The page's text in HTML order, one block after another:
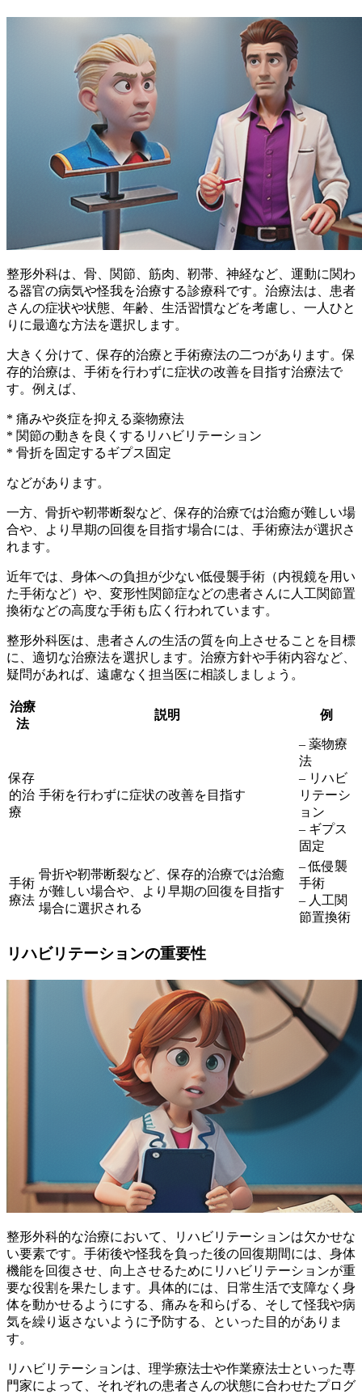
整形外科は、骨、関節、筋肉、靭帯、神経など、運動に関わ
る器官の病気や怪我を治療する診療科です。治療法は、患者
さんの症状や状態、年齢、生活習慣などを考慮し、 一人ひと
りに最適な方法を選択します。
大きく分けて、保存的治療と手術療法の二つがあります。保
存的治療は、手術を行わずに症状の改善を目指す治療法で
す。例えば、
* 痛みや炎症を抑える薬物療法
* 関節の動きを良くするリハビリテーション
* 骨折を固定するギプス固定
などがあります。
一方、骨折や靭帯断裂など、保存的治療では治癒が難しい場
合や、より早期の回復を目指す場合には、手術療法が選択さ
れます。
近年では、身体への負担が少ない低侵襲手術（内視鏡を用い
た手術など） や、変形性関節症などの患者さんに 人工関節置
換術などの高度な手術も広く行われています。
整形外科医は、患者さんの生活の質を向上させることを目標
に、適切な治療法を選択します。治療方針や手術内容など、
疑問があれば、遠慮なく担当医に相談しましょう。
治療
法
説明 例
保存
的治
療
手術を行わずに症状の改善を目指す
– 薬物療
法
– リハビ
リテーシ
ョン
– ギプス
固定
手術
療法
骨折や靭帯断裂など、保存的治療では治癒
が難しい場合や、より早期の回復を目指す
場合に選択される
– 低侵襲
手術
– 人工関
節置換術
リハビリテーションの重要性
整形外科的な治療において、
リハビリテーションは欠かせな
い要素です。手術後や怪我を負った後の回復期間には、身体
機能を回復させ、向上させるためにリハビリテーションが重
要な役割を果たします。具体的には、日常生活で支障なく身
体を動かせるようにする、痛みを和らげる、そして怪我や病
気を繰り返さないように予防する、といった目的がありま
す。
リハビリテーションは、理学療法士や作業療法士といった専
門家によって、それぞれの患者さんの状態に合わせたプログ